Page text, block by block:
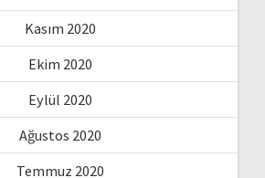
Kasım 2020
Ekim 2020
Eylül 2020
Ağustos 2020
Temmuz 2020